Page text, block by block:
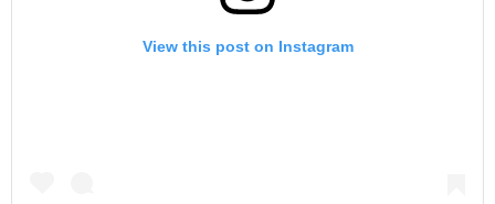
View this post on Instagram